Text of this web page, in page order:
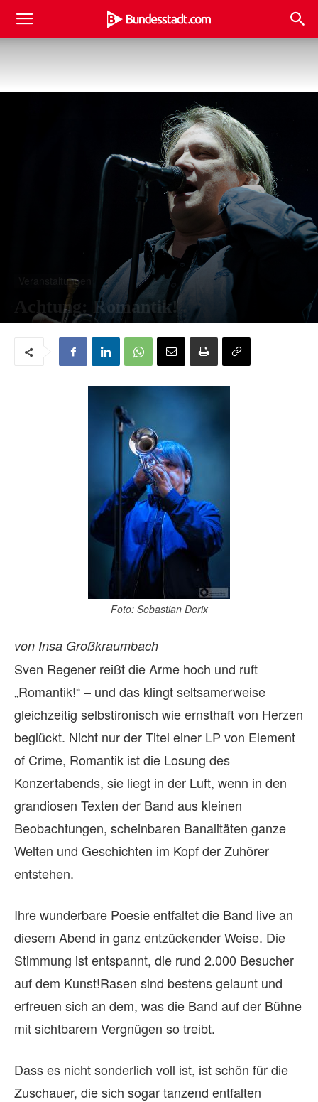
Veranstaltungen
Achtung: Romantik!
Foto: Sebastian Derix
von Insa Großkraumbach
Sven Regener reißt die Arme hoch und ruft
„Romantik!“ – und das klingt seltsamerweise
gleichzeitig selbstironisch wie ernsthaft von Herzen
beglückt. Nicht nur der Titel einer LP von Element
of Crime, Romantik ist die Losung des
Konzertabends, sie liegt in der Luft, wenn in den
grandiosen Texten der Band aus kleinen
Beobachtungen, scheinbaren Banalitäten ganze
Welten und Geschichten im Kopf der Zuhörer
entstehen.
Ihre wunderbare Poesie entfaltet die Band live an
diesem Abend in ganz entzückender Weise. Die
Stimmung ist entspannt, die rund 2.000 Besucher
auf dem Kunst!Rasen sind bestens gelaunt und
erfreuen sich an dem, was die Band auf der Bühne
mit sichtbarem Vergnügen so treibt.
Dass es nicht sonderlich voll ist, ist schön für die
Zuschauer, die sich sogar tanzend entfalten